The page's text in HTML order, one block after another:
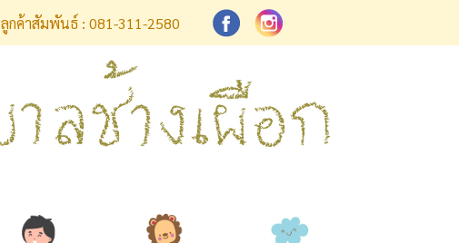
ลูกค้าสัมพันธ์ : 081-311-2580